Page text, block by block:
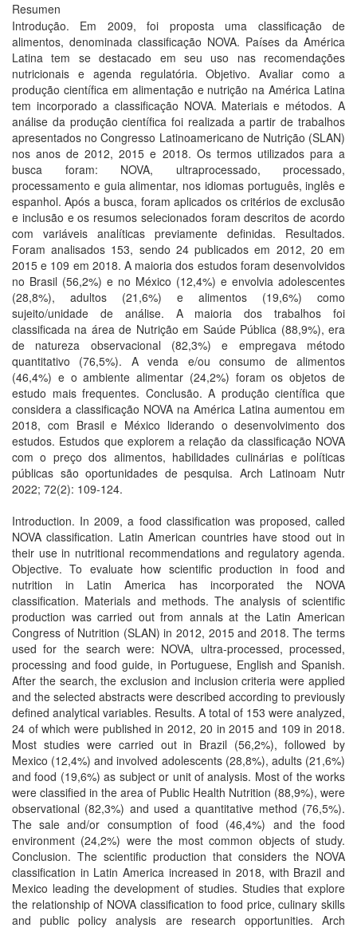
Resumen
Introdução. Em 2009, foi proposta uma classificação de
alimentos, denominada classificação NOVA. Países da América
Latina tem se destacado em seu uso nas recomendações
nutricionais e agenda regulatória. Objetivo. Avaliar como a
produção científica em alimentação e nutrição na América Latina
tem incorporado a classificação NOVA. Materiais e métodos. A
análise da produção científica foi realizada a partir de trabalhos
apresentados no Congresso Latinoamericano de Nutrição (SLAN)
nos anos de 2012, 2015 e 2018. Os termos utilizados para a
busca foram: NOVA, ultraprocessado, processado,
processamento e guia alimentar, nos idiomas português, inglês e
espanhol. Após a busca, foram aplicados os critérios de exclusão
e inclusão e os resumos selecionados foram descritos de acordo
com variáveis analíticas previamente definidas. Resultados.
Foram analisados 153, sendo 24 publicados em 2012, 20 em
2015 e 109 em 2018. A maioria dos estudos foram desenvolvidos
no Brasil (56,2%) e no México (12,4%) e envolvia adolescentes
(28,8%), adultos (21,6%) e alimentos (19,6%) como
sujeito/unidade de análise. A maioria dos trabalhos foi
classificada na área de Nutrição em Saúde Pública (88,9%), era
de natureza observacional (82,3%) e empregava método
quantitativo (76,5%). A venda e/ou consumo de alimentos
(46,4%) e o ambiente alimentar (24,2%) foram os objetos de
estudo mais frequentes. Conclusão. A produção científica que
considera a classificação NOVA na América Latina aumentou em
2018, com Brasil e México liderando o desenvolvimento dos
estudos. Estudos que explorem a relação da classificação NOVA
com o preço dos alimentos, habilidades culinárias e políticas
públicas são oportunidades de pesquisa. Arch Latinoam Nutr
2022; 72(2): 109-124.
Introduction. In 2009, a food classification was proposed, called
NOVA classification. Latin American countries have stood out in
their use in nutritional recommendations and regulatory agenda.
Objective. To evaluate how scientific production in food and
nutrition in Latin America has incorporated the NOVA
classification. Materials and methods. The analysis of scientific
production was carried out from annals at the Latin American
Congress of Nutrition (SLAN) in 2012, 2015 and 2018. The terms
used for the search were: NOVA, ultra-processed, processed,
processing and food guide, in Portuguese, English and Spanish.
After the search, the exclusion and inclusion criteria were applied
and the selected abstracts were described according to previously
defined analytical variables. Results. A total of 153 were analyzed,
24 of which were published in 2012, 20 in 2015 and 109 in 2018.
Most studies were carried out in Brazil (56,2%), followed by
Mexico (12,4%) and involved adolescents (28,8%), adults (21,6%)
and food (19,6%) as subject or unit of analysis. Most of the works
were classified in the area of Public Health Nutrition (88,9%), were
observational (82,3%) and used a quantitative method (76,5%).
The sale and/or consumption of food (46,4%) and the food
environment (24,2%) were the most common objects of study.
Conclusion. The scientific production that considers the NOVA
classification in Latin America increased in 2018, with Brazil and
Mexico leading the development of studies. Studies that explore
the relationship of NOVA classification to food price, culinary skills
and public policy analysis are research opportunities. Arch